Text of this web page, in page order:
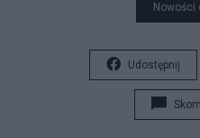
Nowości
Udostępnij